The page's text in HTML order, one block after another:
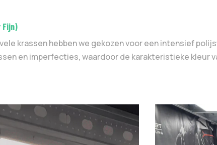
krassen hebben we gekozen voor een intensief
en imperfecties, waardoor de karakteristieke kleur